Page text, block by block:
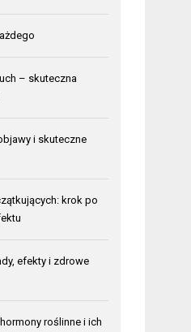
– skuteczna
i skuteczne
krok po
efekty i zdrowe
roślinne i ich